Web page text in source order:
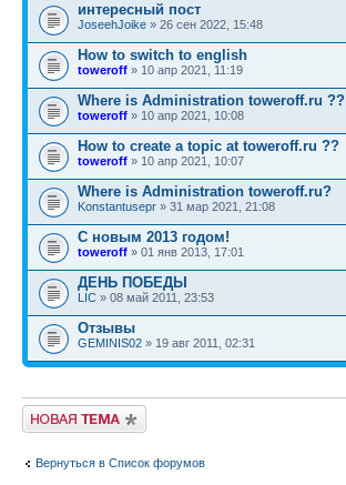
интересный пост
JoseehJoike » 26 сен 2022, 15:48
How to switch to english
toweroff » 10 апр 2021, 11:19
Where is Administration toweroff.ru ??
toweroff » 10 апр 2021, 10:08
How to create a topic at toweroff.ru ??
toweroff » 10 апр 2021, 10:07
Where is Administration toweroff.ru?
Konstantusepr » 31 мар 2021, 21:08
С новым 2013 годом!
toweroff » 01 янв 2013, 17:01
ДЕНЬ ПОБЕДЫ
LIC » 08 май 2011, 23:53
Отзывы
GEMINIS02 » 19 авг 2011, 02:31
Новая тема
Вернуться в Список форумов